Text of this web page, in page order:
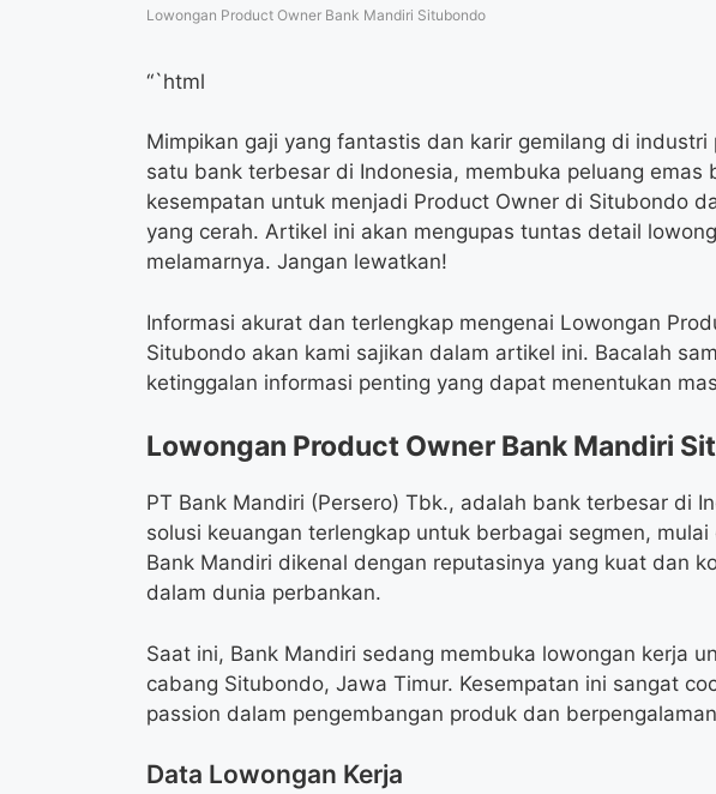
Lowongan Product Owner Bank Mandiri Situbondo
“`html
Mimpikan gaji yang fantastis dan karir gemilang di industri
satu bank terbesar di Indonesia, membuka peluang emas
kesempatan untuk menjadi Product Owner di Situbondo
yang cerah. Artikel ini akan mengupas tuntas detail
melamarnya. Jangan lewatkan!
Informasi akurat dan terlengkap mengenai Lowongan
Situbondo akan kami sajikan dalam artikel ini. Bacalah
ketinggalan informasi penting yang dapat menentukan
Lowongan Product Owner Bank Mandiri
PT Bank Mandiri (Persero) Tbk., adalah bank terbesar di
solusi keuangan terlengkap untuk berbagai segmen,
Bank Mandiri dikenal dengan reputasinya yang kuat dan
dalam dunia perbankan.
Saat ini, Bank Mandiri sedang membuka lowongan kerja
cabang Situbondo, Jawa Timur. Kesempatan ini sangat
passion dalam pengembangan produk dan
Data Lowongan Kerja